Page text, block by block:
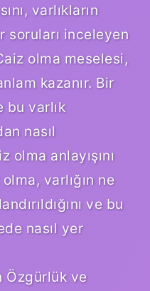
varlıkların
soruları inceleyen
olma meselesi,
kazanır. Bir
bu varlık
nasıl
anlayışını
varlığın ne
ve bu
nasıl yer
Özgürlük ve